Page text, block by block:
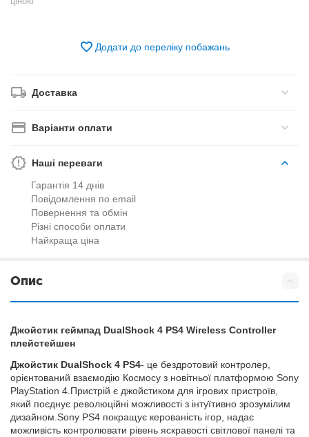
Додати до переліку побажань
Доставка
Варіанти оплати
Наші переваги
Гарантія 14 днів
Повідомлення по email
Повернення та обмін
Різні способи оплати
Найкраща ціна
Опис
Джойстик геймпад DualShock 4 PS4 Wireless Controller
плейстейшен
Джойстик DualShock 4 PS4- це бездротовий контролер,
орієнтований взаємодію Космосу з новітньої платформою Sony
PlayStation 4.Пристрій є джойстиком для ігрових пристроїв,
який поєднує революційні можливості з інтуїтивно зрозумілим
дизайном.Sony PS4 покращує керованість ігор, надає
можливість контролювати рівень яскравості світлової панелі та